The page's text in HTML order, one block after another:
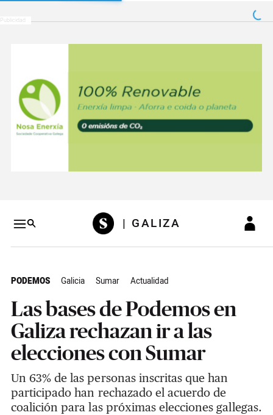
Salto a contenidoSalto a navegación
| GALIZA
PODEMOS Galicia Sumar Actualidad
Las bases de Podemos en
Galiza rechazan ir a las
elecciones con Sumar
Un 63% de las personas inscritas que han
participado han rechazado el acuerdo de
coalición para las próximas elecciones gallegas.